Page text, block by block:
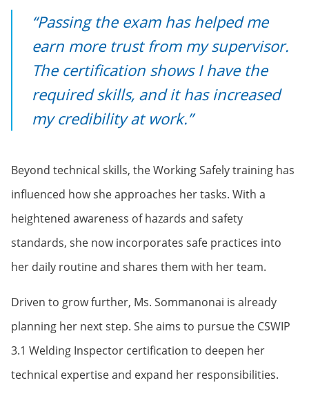
“Passing the exam has helped me
earn more trust from my supervisor.
The certification shows I have the
required skills, and it has increased
my credibility at work.”
Beyond technical skills, the Working Safely training has
influenced how she approaches her tasks. With a
heightened awareness of hazards and safety
standards, she now incorporates safe practices into
her daily routine and shares them with her team.
Driven to grow further, Ms. Sommanonai is already
planning her next step. She aims to pursue the CSWIP
3.1 Welding Inspector certification to deepen her
technical expertise and expand her responsibilities.